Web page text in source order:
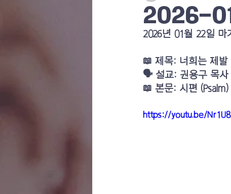
2026-
2026년 01월 22일
📖 제목: 너희는 제
🗣️ 설교: 권용구 목사
📖 본문: 시편
https://youtu.be/